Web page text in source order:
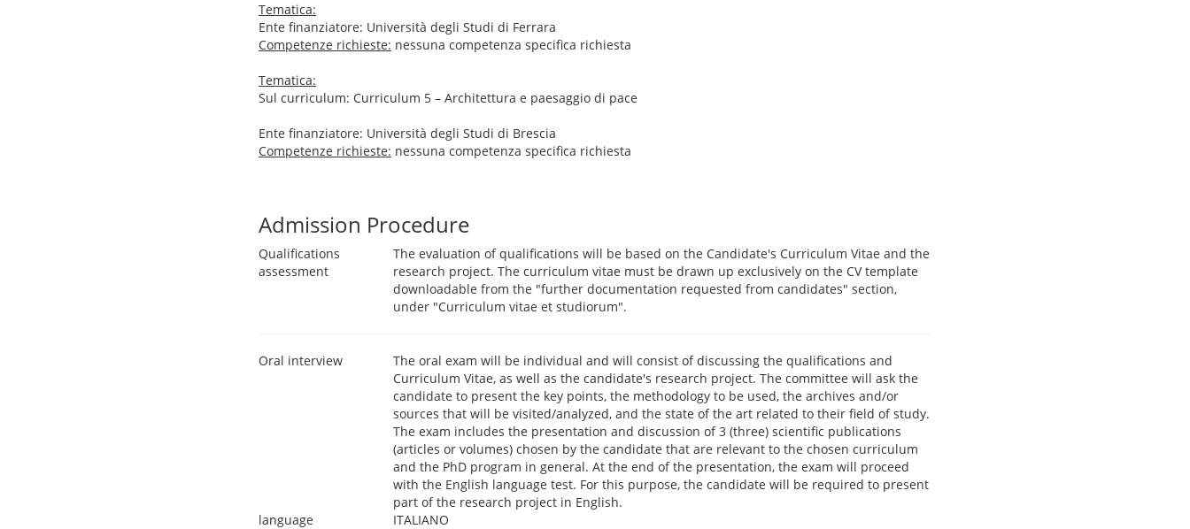
Tematica:
Ente finanziatore: Università degli Studi di Ferrara
Competenze richieste: nessuna competenza specifica richiesta
Tematica:
Sul curriculum: Curriculum 5 – Architettura e paesaggio di pace
Ente finanziatore: Università degli Studi di Brescia
Competenze richieste: nessuna competenza specifica richiesta
Admission Procedure
Qualifications
assessment
The evaluation of qualifications will be based on the Candidate's Curriculum Vitae and the
research project. The curriculum vitae must be drawn up exclusively on the CV template
downloadable from the "further documentation requested from candidates" section,
under "Curriculum vitae et studiorum".
Oral interview
The oral exam will be individual and will consist of discussing the qualifications and
Curriculum Vitae, as well as the candidate's research project. The committee will ask the
candidate to present the key points, the methodology to be used, the archives and/or
sources that will be visited/analyzed, and the state of the art related to their field of study.
The exam includes the presentation and discussion of 3 (three) scientific publications
(articles or volumes) chosen by the candidate that are relevant to the chosen curriculum
and the PhD program in general. At the end of the presentation, the exam will proceed
with the English language test. For this purpose, the candidate will be required to present
part of the research project in English.
language
ITALIANO